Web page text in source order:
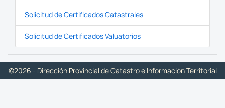
Solicitud de Certificados Catastrales
Solicitud de Certificados Valuatorios
©2026 - Dirección Provincial de Catastro e Información Territorial